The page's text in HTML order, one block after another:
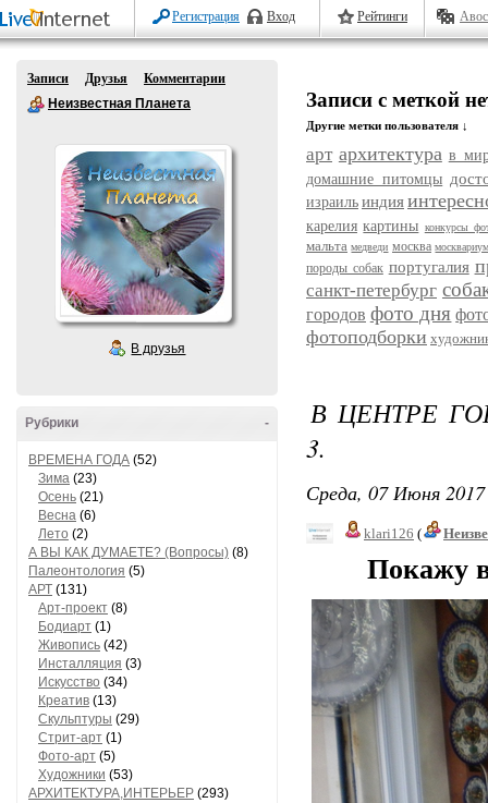
Регистрация Вход Рейтинги
Записи Друзья
Комментарии
Неизвестная Планета
В друзья
-
Рубрики
ВРЕМЕНА ГОДА (52)
Зима (23)
Осень (21)
Весна (6)
Лето (2)
А ВЫ КАК ДУМАЕТЕ? (Вопросы) (8)
Палеонтология (5)
АРТ (131)
Арт-проект (8)
Бодиарт (1)
Живопись (42)
Инсталляция (3)
Искусство (34)
Креатив (13)
Скульптуры (29)
Стрит-арт (1)
Фото-арт (5)
Художники (53)
АРХИТЕКТУРА,ИНТЕРЬЕР (293)
Записи с меткой
Другие метки пользователя ↓
арт архитектура в
домашние питомцы
израиль индия
карелия картины конкурсы
мальта медведи москва
породы собак португалия
санкт-петербург
городов фото дня
фотоподборки
В ЦЕНТРЕ
3.
Среда, 07 Июня
klari126 (
Покажу